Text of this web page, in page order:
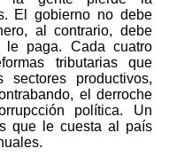
El gobierno no debe
al contrario, debe
le paga. Cada cuatro
tributarias que
productivos,
el derroche
política. Un
que le cuesta al país